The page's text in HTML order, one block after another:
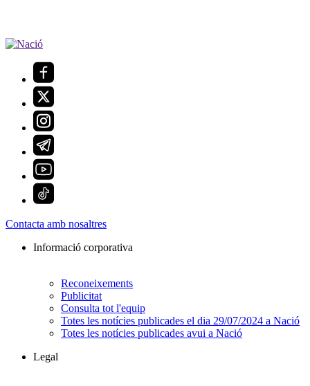
Contacta amb nosaltres
Informació corporativa
Reconeixements
Publicitat
Consulta tot l'equip
Totes les notícies publicades el dia 29/07/2024 a Nació
Totes les notícies publicades avui a Nació
Legal